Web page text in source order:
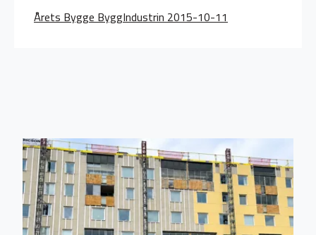
Årets Bygge ByggIndustrin 2015-10-11